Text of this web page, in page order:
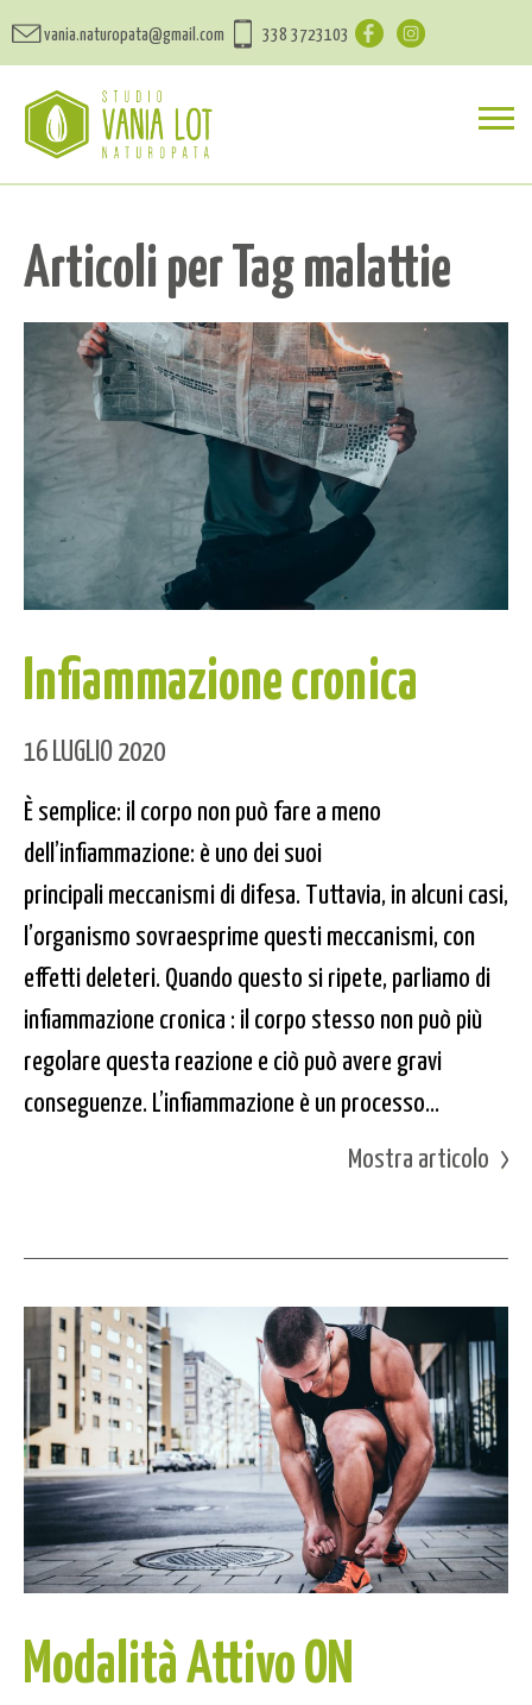
vania.naturopata@gmail.com 338 3723103
Articoli per Tag malattie
Infiammazione cronica
16 LUGLIO 2020
È semplice: il corpo non può fare a meno
dell’infiammazione: è uno dei suoi
principali meccanismi di difesa. Tuttavia, in alcuni casi,
l’organismo sovraesprime questi meccanismi, con
effetti deleteri. Quando questo si ripete, parliamo di
infiammazione cronica : il corpo stesso non può più
regolare questa reazione e ciò può avere gravi
conseguenze. L’infiammazione è un processo...
Mostra articolo
Modalità Attivo ON